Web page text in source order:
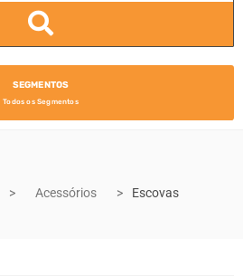
SEGMENTOS
Todos os Segmentos
Acessórios Escovas